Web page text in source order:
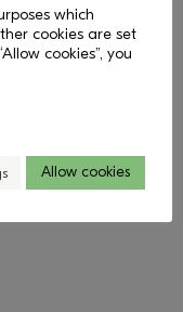
allen
einem
Buch.
lesen!
which
cookies are set
cookies”, you
Allow cookies